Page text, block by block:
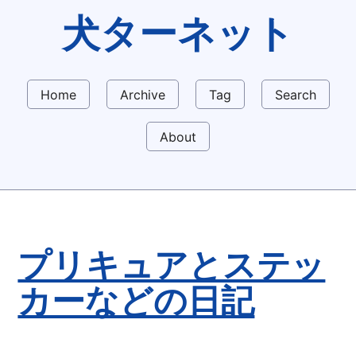
犬ターネット
Home Archive Tag Search
About
プリキュアとステッ
カーなどの日記